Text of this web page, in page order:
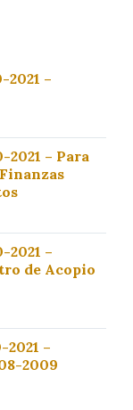
2021 –
2021 – Para
2021 –
de Acopio
–
2009